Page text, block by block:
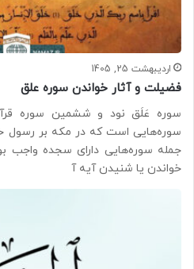
اردیبهشت 25, 1405
فضیلت و آثار خواندن سوره علق
سوره‌هایی است که در مکه بر رسول
جمله سوره‌هایی دارای سجده واجب
خواندن یا شنیدن آیه آ